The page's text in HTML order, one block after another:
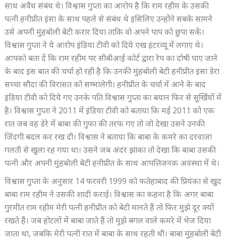
साथ अवैध संबंध थे। विश्वास गुप्ता का आरोप है कि राम रहीम के उसकी
पत्नी हनीप्रीत इंसा के साथ पहले से संबंध थे इसिलिए उन्होंने सबके सामने
उसे अपनी मुंहबोली बेटी करार दिया ताकि वो अपने पाप को छुपा सकें।
विश्वास गुप्ता ने ये आरोप इंडिया टीवी को दिये एख इंटरव्यू में लगाए थे।
आपको बता दें कि राम रहीम पर सीबीआई कोर्ट द्वारा रेप का दोषी पाए जाने
के बाद इस बात की चर्चा हो रही है कि उनकी मुंहबोली बेटी हनीप्रीत इंसा डेरा
सच्चा सौदा की विरासत को सम्भालेगी। हनीप्रीत के चर्चा में आने के बाद
इंडिया टीवी को दिये गए उनके पति विश्वास गुप्ता का बयान फिर से सुर्खियों में
है। विश्वास गुप्ता ने 2011 में इंडिया टीवी को बताया कि मई 2011 को एक
रात जब वह डेरे में बाबा की गुफा की तरफ गए तो जो देखा उसने उनकी
जिंदगी बदल कर रख दी। विश्वास ने बताया कि बाबा के कमरे का दरवाजा
गलती से खुला रह गया था। उसने जब अंदर झांका तो देखा कि बाबा उसकी
पत्नी और अपनी मुंहबोली बेटी हनीप्रीत के साथ आपत्तिजनक अवस्था में थे।
विश्वास गुप्ता के अनुसार 14 फरवरी 1999 को फतेहाबाद की प्रियंका से खुद
बाबा राम रहीम ने उसकी शादी कराई। विश्वास का कहना है कि अगर बाबा
गुरमीत राम रहीम मेरी पत्नी हनीप्रीत को बेटी मानते हैं तो फिर मुझे दूर क्यों
रखते हैं। जब होटलों में बाबा जाते हैं तो मुझे बगल वाले कमरे में भेज दिया
जाता था, जबकि मेरी पत्नी रात में बाबा के साथ रहती थी। बाबा मुंहबोली बेटी